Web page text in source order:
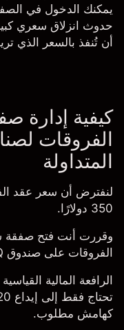
يمكنك الدخول في
حدوث انزلاق سعري
أن تُنفذ بالسعر الذي
كيفية إدارة
الفروقات
المتداولة
350 دولارًا.
الفروقات على صندوق QQQ.
كهامش مطلوب.